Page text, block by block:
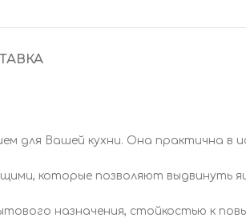
для Вашей кухни. Она практична в
которые позволяют выдвинуть
назначения, стойкостью к